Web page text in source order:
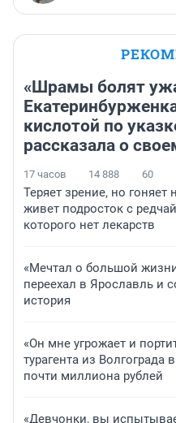
«Шрамы болят
кислотой по
рассказала о
17 часов 14 888 60
Теряет зрение, но
живет подросток с
которого нет лекарств
«Мечтал о большой
переехал в Ярославль и
история
«Он мне угрожает и
турагента из
почти миллиона рублей
«Девчонки, вы